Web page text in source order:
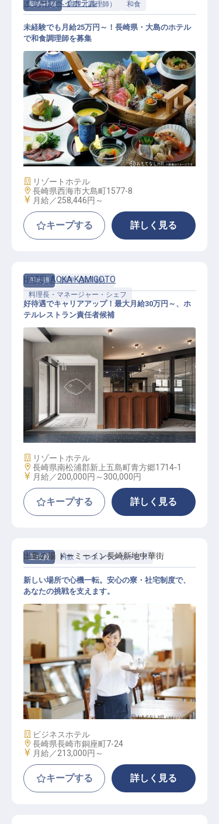
契約社員 調理（調理師） 和食
和食調理
オリーブベイホテル
未経験でも月給25万円～！長崎県・大島のホテル
で和食調理師を募集
施設業態
リゾートホテル
勤務地
長崎県西海市大島町1577-8
給与
月給／258,446円～
キープする 詳しく見る
正社員
調理（調理師）
料理長・マネージャー・シェフ
料理長・マネージャー・シェフ / 正
社員
HOTEL AOKA KAMIGOTO
好待遇でキャリアアップ！最大月給30万円～、ホ
テルレストラン責任者候補
施設業態
リゾートホテル
勤務地
長崎県南松浦郡新上五島町青方郷1714‐1
給与
月給／200,000円～ 300,000円
キープする 詳しく見る
正社員 料飲 レストランサービス
レストランサービス
出島の湯 ドーミーイン長崎新地中華街
新しい場所で心機一転。安心の寮・社宅制度で、
あなたの挑戦を支えます。
施設業態
ビジネスホテル
勤務地
長崎県長崎市銅座町7-24
給与
月給／213,000円～
キープする 詳しく見る